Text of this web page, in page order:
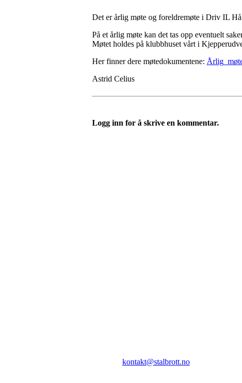
Det er årlig møte og foreldremøte i Driv IL
På et årlig møte kan det tas opp eventuelt
Møtet holdes på klubbhuset vårt i
Her finner dere møtedokumentene:
Astrid Celius
Logg inn for å skrive en kommentar.
kontakt@stalbrott.no